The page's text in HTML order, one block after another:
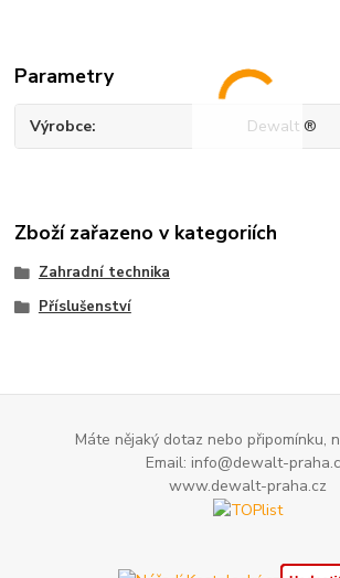
Parametry
Výrobce Dewalt ®
Zboží zařazeno v kategoriích
Zahradní technika
Příslušenství
Máte nějaký dotaz nebo připomínku,
Email: info@dewalt-
www.dewalt-praha.cz